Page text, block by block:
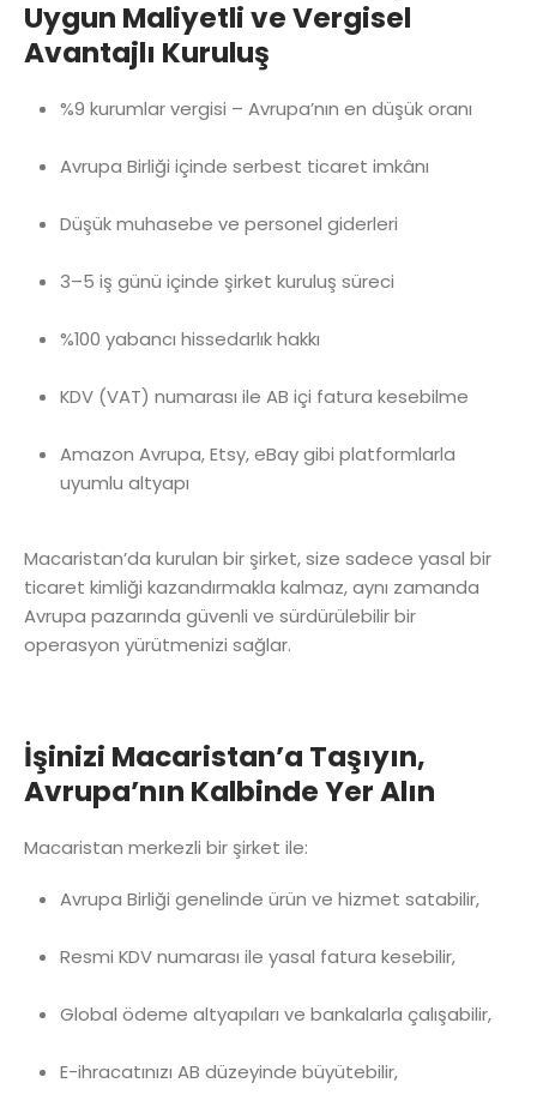
Uygun Maliyetli ve Vergisel
Avantajlı Kuruluş
%9 kurumlar vergisi – Avrupa’nın en düşük oranı
Avrupa Birliği içinde serbest ticaret imkânı
Düşük muhasebe ve personel giderleri
3–5 iş günü içinde şirket kuruluş süreci
%100 yabancı hissedarlık hakkı
KDV (VAT) numarası ile AB içi fatura kesebilme
Amazon Avrupa, Etsy, eBay gibi platformlarla
uyumlu altyapı
Macaristan’da kurulan bir şirket, size sadece yasal bir
ticaret kimliği kazandırmakla kalmaz, aynı zamanda
Avrupa pazarında güvenli ve sürdürülebilir bir
operasyon yürütmenizi sağlar.
İşinizi Macaristan’a Taşıyın,
Avrupa’nın Kalbinde Yer Alın
Macaristan merkezli bir şirket ile:
Avrupa Birliği genelinde ürün ve hizmet satabilir,
Resmi KDV numarası ile yasal fatura kesebilir,
Global ödeme altyapıları ve bankalarla çalışabilir,
E-ihracatınızı AB düzeyinde büyütebilir,